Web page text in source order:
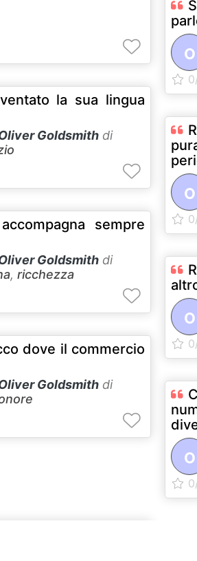
la sua lingua
Goldsmith di
sempre
Goldsmith di
, ricchezza
dove il commercio
Goldsmith di
O
O
O
O